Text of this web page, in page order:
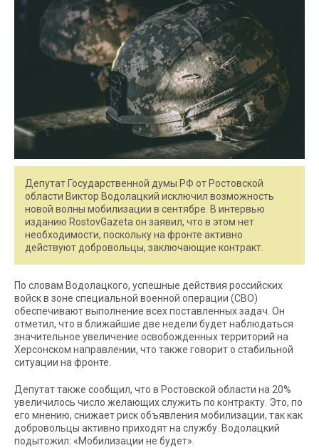
Депутат Государственной думы РФ от Ростовской
области Виктор Водолацкий исключил возможность
новой волны мобилизации в сентябре. В интервью
изданию RostovGazeta он заявил, что в этом нет
необходимости, поскольку на фронте активно
действуют добровольцы, заключающие контракт.
По словам Водолацкого, успешные действия российских
войск в зоне специальной военной операции (СВО)
обеспечивают выполнение всех поставленных задач. Он
отметил, что в ближайшие две недели будет наблюдаться
значительное увеличение освобожденных территорий на
Херсонском направлении, что также говорит о стабильной
ситуации на фронте.
Депутат также сообщил, что в Ростовской области на 20%
увеличилось число желающих служить по контракту. Это, по
его мнению, снижает риск объявления мобилизации, так как
добровольцы активно приходят на службу. Водолацкий
подытожил: «Мобилизации не будет».